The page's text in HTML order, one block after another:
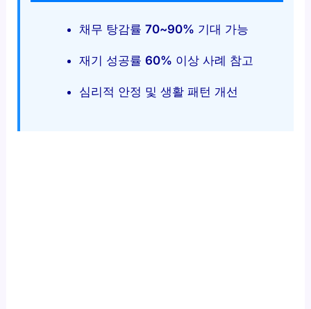
채무 탕감률 70~90% 기대 가능
재기 성공률 60% 이상 사례 참고
심리적 안정 및 생활 패턴 개선